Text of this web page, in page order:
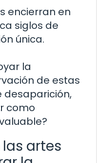
encierran en
siglos de
única.
la
de estas
desaparición,
como
artes